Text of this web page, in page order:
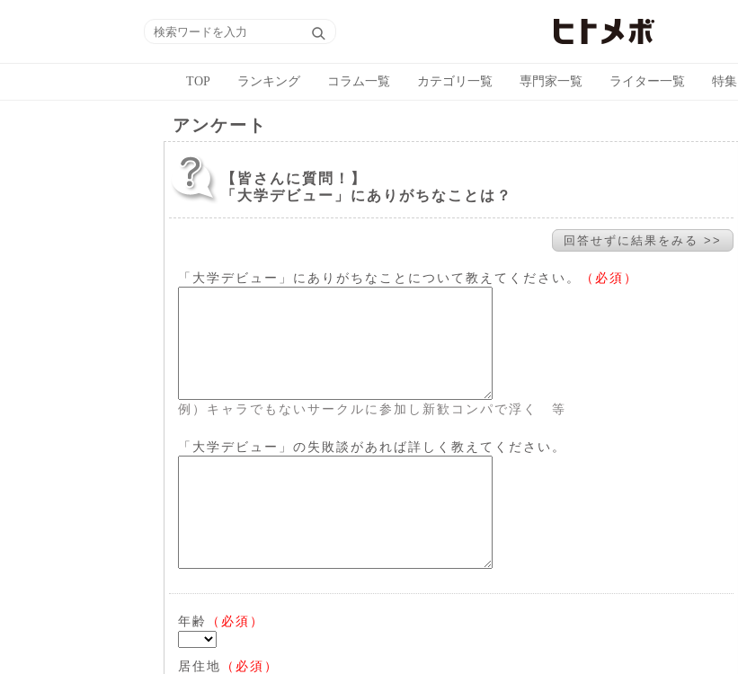
TOP ランキング コラム一覧 カテゴリ一覧 専門家一覧 ライター一覧 特集
アンケート
【皆さんに質問！】
「大学デビュー」にありがちなことは？
回答せずに結果をみる >>
「大学デビュー」にありがちなことについて教えてください。 （必須）
例）キャラでもないサークルに参加し新歓コンパで浮く 等
「大学デビュー」の失敗談があれば詳しく教えてください。
年齢 （必須）
居住地 （必須）